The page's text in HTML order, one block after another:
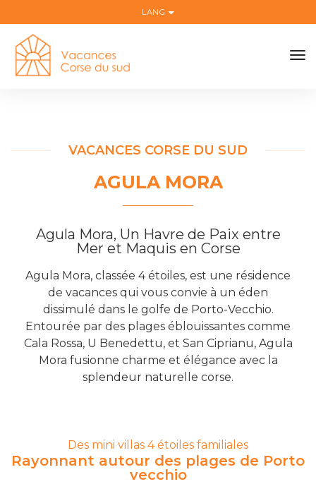
LANG
VACANCES CORSE DU SUD
AGULA MORA
Agula Mora, Un Havre de Paix entre
Mer et Maquis en Corse
Agula Mora, classée 4 étoiles, est une résidence
de vacances qui vous convie à un éden
dissimulé dans le golfe de Porto-Vecchio.
Entourée par des plages éblouissantes comme
Cala Rossa, U Benedettu, et San Ciprianu, Agula
Mora fusionne charme et élégance avec la
splendeur naturelle corse.
Des mini villas 4 étoiles familiales
Rayonnant autour des plages de Porto
vecchio